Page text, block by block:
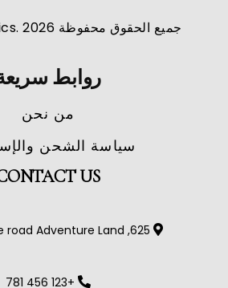
جميع الحقوق محفوظة A Five Optics. 2026 ©
روابط
من نحن
سياسة الشحن
US
625, david dikate road Adventure Land.
+123 456 781